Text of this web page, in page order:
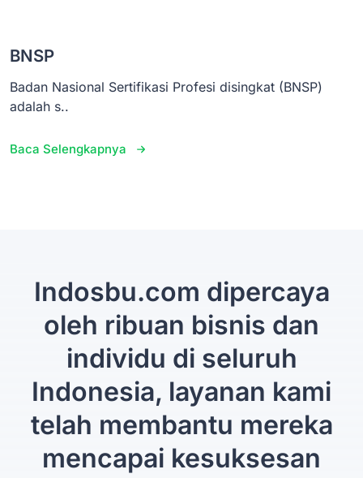
BNSP
Badan Nasional Sertifikasi Profesi disingkat (BNSP)
adalah s..
Baca Selengkapnya
Indosbu.com dipercaya
oleh ribuan bisnis dan
individu di seluruh
Indonesia, layanan kami
telah membantu mereka
mencapai kesuksesan